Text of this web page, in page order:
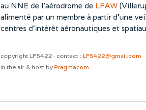
au NNE de l’aérodrome de LFAW
alimenté par un membre à partir d’une
centres d’intérêt aéronautiques et
copyright LF5422 · contact : LF5422@gmail.com
In the air & host byPragmacom